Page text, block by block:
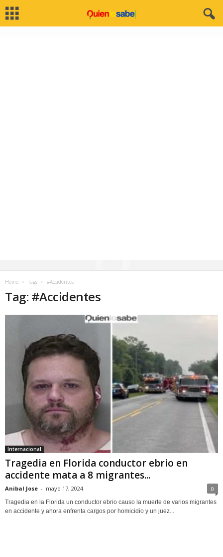
Home Tags #Accidentes
Tag: #Accidentes
Internacional
Tragedia en Florida conductor ebrio en
accidente mata a 8 migrantes...
Anibal Jose - mayo 17, 2024 0
Tragedia en la Florida un conductor ebrio causo la muerte de varios migrantes
en accidente y ahora enfrenta cargos por homicidio y un juez...